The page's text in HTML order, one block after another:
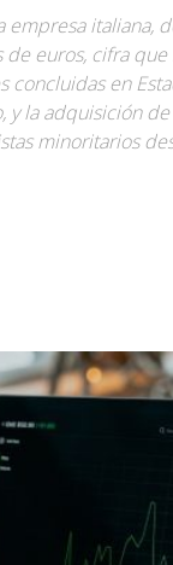
italiana,
euros, cifra
concluidas en
la adquisición
minoritarios